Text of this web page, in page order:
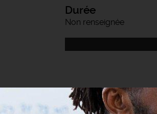
Durée
Non renseignée